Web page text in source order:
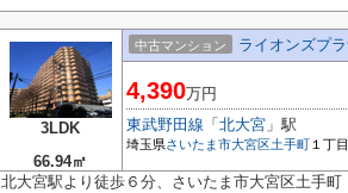
3LDK
66.94㎡
中古マンション ライオンズプ
4,390万円
東武野田線 「 北大宮 」駅
埼玉県さいたま市大宮区土手町 １丁
北大宮駅より徒歩６分、さいたま市大宮区土手